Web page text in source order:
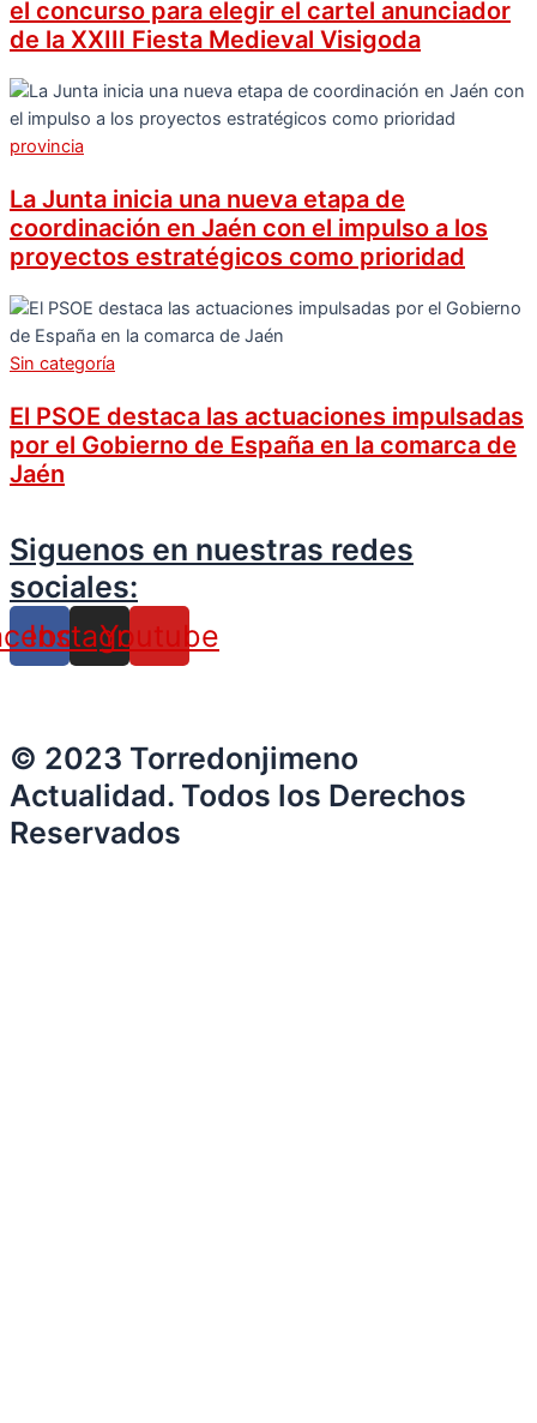
el concurso para elegir el cartel anunciador
de la XXIII Fiesta Medieval Visigoda
provincia
La Junta inicia una nueva etapa de
coordinación en Jaén con el impulso a los
proyectos estratégicos como prioridad
Sin categoría
El PSOE destaca las actuaciones impulsadas
por el Gobierno de España en la comarca de
Jaén
Siguenos en nuestras redes
sociales:
Instagram
Youtube
© 2023 Torredonjimeno
Actualidad. Todos los Derechos
Reservados